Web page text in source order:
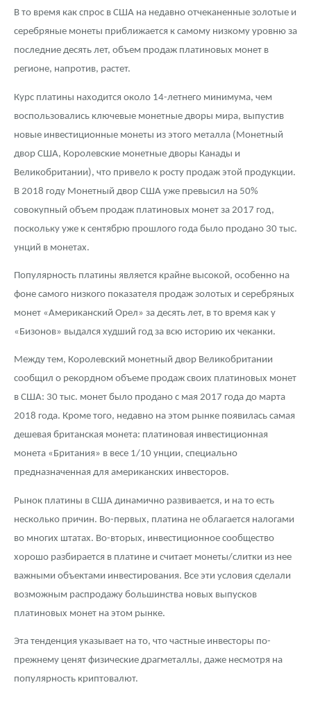
Гарри Поттер
Год Лошади
Ювелирные изделия
Русская нумизматика
Наборы подарочных и коллекционных монет
Книги по нумизматике
Условия возврата
Монеты
Положение по обработке и защите персональных данных
Письмо директору
Пресс-служба
В то время как спрос в США на недавно отчеканенные золотые и
серебряные монеты приближается к самому низкому уровню за
последние десять лет, объем продаж платиновых монет в
регионе, напротив, растет.
Курс платины находится около 14-летнего минимума, чем
воспользовались ключевые монетные дворы мира, выпустив
новые инвестиционные монеты из этого металла (Монетный
двор США, Королевские монетные дворы Канады и
Великобритании), что привело к росту продаж этой продукции.
В 2018 году Монетный двор США уже превысил на 50%
совокупный объем продаж платиновых монет за 2017 год,
поскольку уже к сентябрю прошлого года было продано 30 тыс.
унций в монетах.
Популярность платины является крайне высокой, особенно на
фоне самого низкого показателя продаж золотых и серебряных
монет «Американский Орел» за десять лет, в то время как у
«Бизонов» выдался худший год за всю историю их чеканки.
Между тем, Королевский монетный двор Великобритании
сообщил о рекордном объеме продаж своих платиновых монет
в США: 30 тыс. монет было продано с мая 2017 года до марта
2018 года. Кроме того, недавно на этом рынке появилась самая
дешевая британская монета: платиновая инвестиционная
монета «Британия» в весе 1/10 унции, специально
предназначенная для американских инвесторов.
Рынок платины в США динамично развивается, и на то есть
несколько причин. Во-первых, платина не облагается налогами
во многих штатах. Во-вторых, инвестиционное сообщество
хорошо разбирается в платине и считает монеты/слитки из нее
важными объектами инвестирования. Все эти условия сделали
возможным распродажу большинства новых выпусков
платиновых монет на этом рынке.
Эта тенденция указывает на то, что частные инвесторы по-
прежнему ценят физические драгметаллы, даже несмотря на
популярность криптовалют.